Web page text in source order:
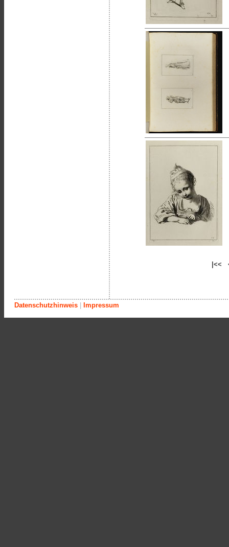
|<<
Datenschutzhinweis Impressum